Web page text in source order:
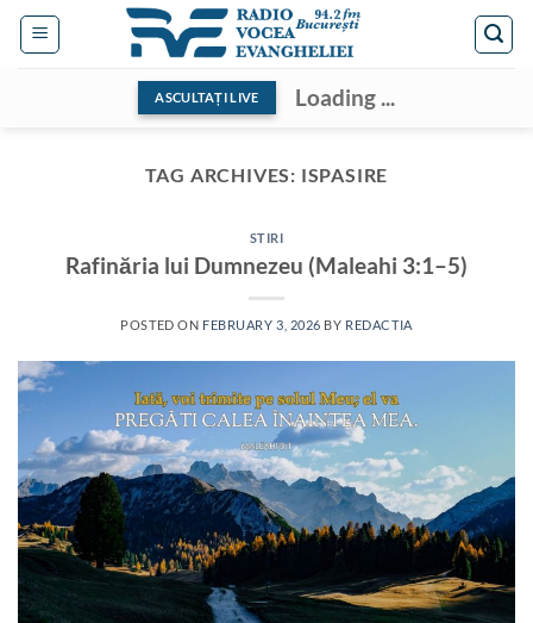
Skip
ASCULTAȚI LIVE Loading ...
TAG ARCHIVES: ISPASIRE
STIRI
Rafinăria lui Dumnezeu (Maleahi 3:1–5)
POSTED ON FEBRUARY 3, 2026 BY REDACTIA